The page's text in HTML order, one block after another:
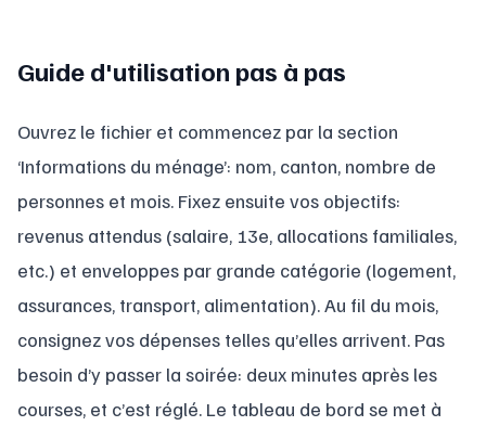
Guide d'utilisation pas à pas
Ouvrez le fichier et commencez par la section
‘Informations du ménage’: nom, canton, nombre de
personnes et mois. Fixez ensuite vos objectifs:
revenus attendus (salaire, 13e, allocations familiales,
etc.) et enveloppes par grande catégorie (logement,
assurances, transport, alimentation). Au fil du mois,
consignez vos dépenses telles qu’elles arrivent. Pas
besoin d’y passer la soirée: deux minutes après les
courses, et c’est réglé. Le tableau de bord se met à